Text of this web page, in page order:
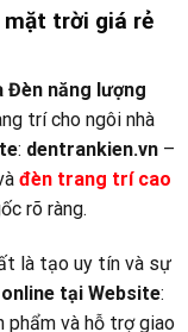
trời giá rẻ
Đèn năng lượng
trí cho ngôi nhà
: dentrankien.vn –
đèn trang trí cao
rõ ràng.
là tạo uy tín và sự
tại Website:
phẩm và hỗ trợ giao